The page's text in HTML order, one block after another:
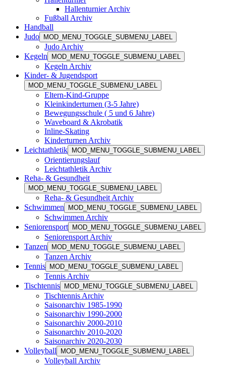
Hallenturnier Archiv
Fußball Archiv
Handball
Judo
MOD_MENU_TOGGLE_SUBMENU_LABEL
Judo Archiv
Kegeln
MOD_MENU_TOGGLE_SUBMENU_LABEL
Kegeln Archiv
Kinder- & Jugendsport
MOD_MENU_TOGGLE_SUBMENU_LABEL
Eltern-Kind-Gruppe
Kleinkinderturnen (3-5 Jahre)
Bewegungsschule ( 5 und 6 Jahre)
Waveboard & Akrobatik
Inline-Skating
Kinderturnen Archiv
Leichtathletik
MOD_MENU_TOGGLE_SUBMENU_LABEL
Orientierungslauf
Leichtathletik Archiv
Reha- & Gesundheit
MOD_MENU_TOGGLE_SUBMENU_LABEL
Reha- & Gesundheit Archiv
Schwimmen
MOD_MENU_TOGGLE_SUBMENU_LABEL
Schwimmen Archiv
Seniorensport
MOD_MENU_TOGGLE_SUBMENU_LABEL
Seniorensport Archiv
Tanzen
MOD_MENU_TOGGLE_SUBMENU_LABEL
Tanzen Archiv
Tennis
MOD_MENU_TOGGLE_SUBMENU_LABEL
Tennis Archiv
Tischtennis
MOD_MENU_TOGGLE_SUBMENU_LABEL
Tischtennis Archiv
Saisonarchiv 1985-1990
Saisonarchiv 1990-2000
Saisonarchiv 2000-2010
Saisonarchiv 2010-2020
Saisonarchiv 2020-2030
Volleyball
MOD_MENU_TOGGLE_SUBMENU_LABEL
Volleyball Archiv